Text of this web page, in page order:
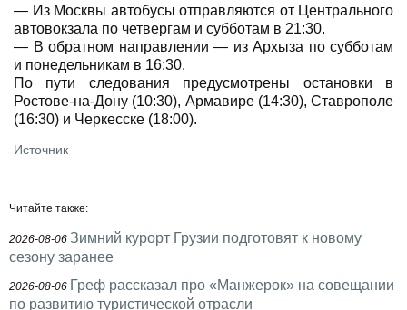
— Из Москвы автобусы отправляются от Центрального
автовокзала по четвергам и субботам в 21:30.
— В обратном направлении — из Архыза по субботам
и понедельникам в 16:30.
По пути следования предусмотрены остановки в
Ростове-на-Дону (10:30), Армавире (14:30), Ставрополе
(16:30) и Черкесске (18:00).
Источник
Читайте также:
2026-08-06 Зимний курорт Грузии подготовят к новому
сезону заранее
2026-08-06 Греф рассказал про «Манжерок» на совещании
по развитию туристической отрасли